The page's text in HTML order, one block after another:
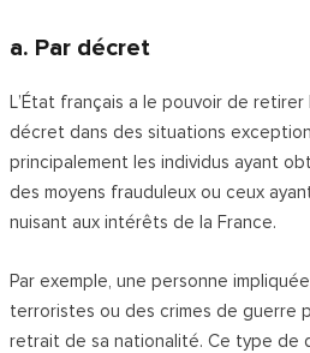
a. Par décret
L’État français a le pouvoir de
décret dans des situations
principalement les individus ayant
des moyens frauduleux ou ceux
nuisant aux intérêts de la France.
Par exemple, une personne
terroristes ou des crimes de guerre
retrait de sa nationalité. Ce type de